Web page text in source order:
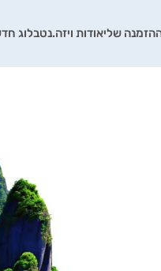
שליאודות ויזה.נטבלוג